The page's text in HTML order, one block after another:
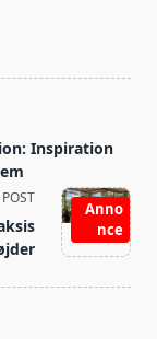
Inspiration
Anno
nce